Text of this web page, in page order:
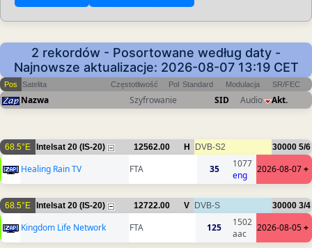
2 rekordów - Posortowane według daty -
Najnowsze aktualizacje: 2026-08-07 13:19 CET
Pos Satelita Częstotliwość Pol Standard Modulacja SR/FEC
Nazwa Szyfrowanie SID Audio Akt.
68.5°E Intelsat 20 (IS-20) 12562.00 H DVB-S2 30000 5/6
Healing Rain TV FTA 35
1077
eng
2026-08-07+
68.5°E Intelsat 20 (IS-20) 12722.00 V DVB-S 30000 3/4
Kingdom Life Network FTA 125
1502
aac
2026-08-05+